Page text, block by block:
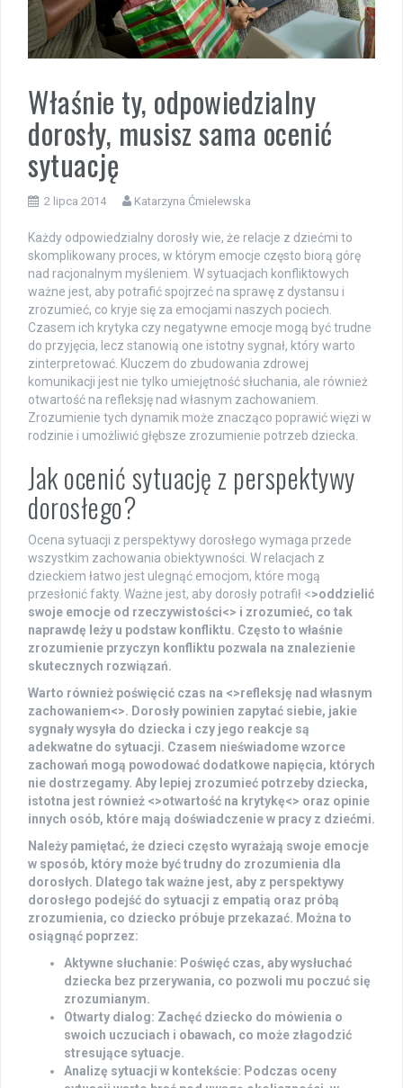
Właśnie ty, odpowiedzialny
dorosły, musisz sama ocenić
sytuację
2 lipca 2014 Katarzyna Ćmielewska
Każdy odpowiedzialny dorosły wie, że relacje z dziećmi to
skomplikowany proces, w którym emocje często biorą górę
nad racjonalnym myśleniem. W sytuacjach konfliktowych
ważne jest, aby potrafić spojrzeć na sprawę z dystansu i
zrozumieć, co kryje się za emocjami naszych pociech.
Czasem ich krytyka czy negatywne emocje mogą być trudne
do przyjęcia, lecz stanowią one istotny sygnał, który warto
zinterpretować. Kluczem do zbudowania zdrowej
komunikacji jest nie tylko umiejętność słuchania, ale również
otwartość na refleksję nad własnym zachowaniem.
Zrozumienie tych dynamik może znacząco poprawić więzi w
rodzinie i umożliwić głębsze zrozumienie potrzeb dziecka.
Jak ocenić sytuację z perspektywy
dorosłego?
Ocena sytuacji z perspektywy dorosłego wymaga przede
wszystkim zachowania obiektywności. W relacjach z
dzieckiem łatwo jest ulegnąć emocjom, które mogą
przesłonić fakty. Ważne jest, aby dorosły potrafił <>oddzielić
swoje emocje od rzeczywistości<> i zrozumieć, co tak
naprawdę leży u podstaw konfliktu. Często to właśnie
zrozumienie przyczyn konfliktu pozwala na znalezienie
skutecznych rozwiązań.
Warto również poświęcić czas na <>refleksję nad własnym
zachowaniem<>. Dorosły powinien zapytać siebie, jakie
sygnały wysyła do dziecka i czy jego reakcje są
adekwatne do sytuacji. Czasem nieświadome wzorce
zachowań mogą powodować dodatkowe napięcia, których
nie dostrzegamy. Aby lepiej zrozumieć potrzeby dziecka,
istotna jest również <>otwartość na krytykę<> oraz opinie
innych osób, które mają doświadczenie w pracy z dziećmi.
Należy pamiętać, że dzieci często wyrażają swoje emocje
w sposób, który może być trudny do zrozumienia dla
dorosłych. Dlatego tak ważne jest, aby z perspektywy
dorosłego podejść do sytuacji z empatią oraz próbą
zrozumienia, co dziecko próbuje przekazać. Można to
osiągnąć poprzez:
Aktywne słuchanie: Poświęć czas, aby wysłuchać
dziecka bez przerywania, co pozwoli mu poczuć się
zrozumianym.
Otwarty dialog: Zachęć dziecko do mówienia o
swoich uczuciach i obawach, co może złagodzić
stresujące sytuacje.
Analizę sytuacji w kontekście: Podczas oceny